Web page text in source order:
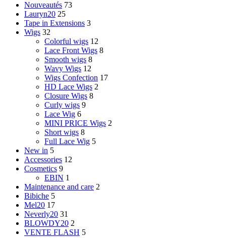
Nouveautés 73
Lauryn20 25
Tape in Extensions 3
Wigs 32
Colorful wigs 12
Lace Front Wigs 8
Smooth wigs 8
Wavy Wigs 12
Wigs Confection 17
HD Lace Wigs 2
Closure Wigs 8
Curly wigs 9
Lace Wig 6
MINI PRICE Wigs 2
Short wigs 8
Full Lace Wig 5
New in 5
Accessories 12
Cosmetics 9
EBIN 1
Maintenance and care 2
Bibiche 5
Mel20 17
Neverly20 31
BLOWDY20 2
VENTE FLASH 5